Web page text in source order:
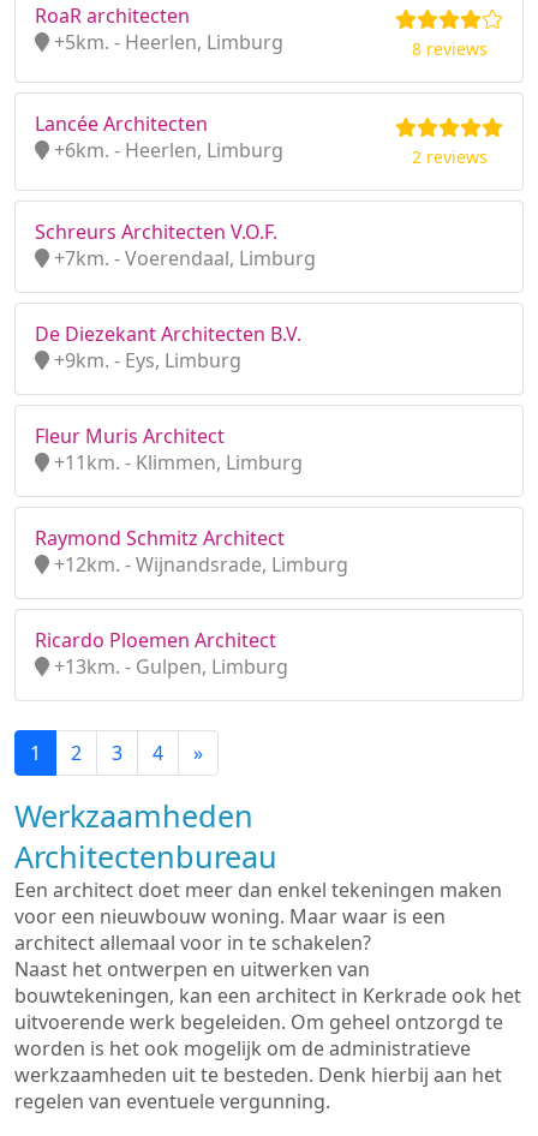
RoaR architecten
+5km. - Heerlen, Limburg
8 reviews
Lancée Architecten
+6km. - Heerlen, Limburg
2 reviews
Schreurs Architecten V.O.F.
+7km. - Voerendaal, Limburg
De Diezekant Architecten B.V.
+9km. - Eys, Limburg
Fleur Muris Architect
+11km. - Klimmen, Limburg
Raymond Schmitz Architect
+12km. - Wijnandsrade, Limburg
Ricardo Ploemen Architect
+13km. - Gulpen, Limburg
1 2 3 4 »
Werkzaamheden
Architectenbureau
Een architect doet meer dan enkel tekeningen maken
voor een nieuwbouw woning. Maar waar is een
architect allemaal voor in te schakelen?
Naast het ontwerpen en uitwerken van
bouwtekeningen, kan een architect in Kerkrade ook het
uitvoerende werk begeleiden. Om geheel ontzorgd te
worden is het ook mogelijk om de administratieve
werkzaamheden uit te besteden. Denk hierbij aan het
regelen van eventuele vergunning.